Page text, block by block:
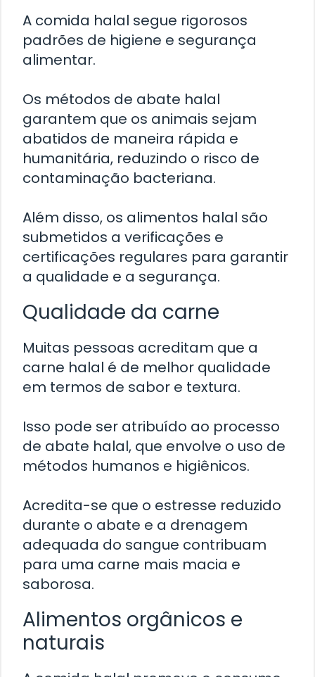
A comida halal segue rigorosos
padrões de higiene e segurança
alimentar.
Os métodos de abate halal
garantem que os animais sejam
abatidos de maneira rápida e
humanitária, reduzindo o risco de
contaminação bacteriana.
Além disso, os alimentos halal são
submetidos a verificações e
certificações regulares para garantir
a qualidade e a segurança.
Qualidade da carne
Muitas pessoas acreditam que a
carne halal é de melhor qualidade
em termos de sabor e textura.
Isso pode ser atribuído ao processo
de abate halal, que envolve o uso de
métodos humanos e higiênicos.
Acredita-se que o estresse reduzido
durante o abate e a drenagem
adequada do sangue contribuam
para uma carne mais macia e
saborosa.
Alimentos orgânicos e
naturais